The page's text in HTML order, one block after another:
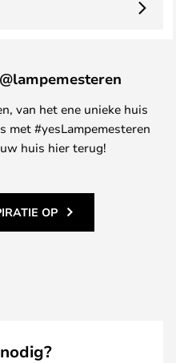
van het ene unieke huis
met #yesLampemesteren
huis hier terug!
OP